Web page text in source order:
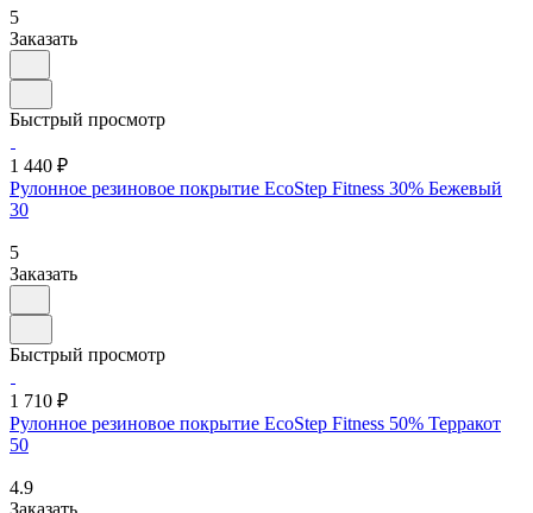
5
Заказать
Быстрый просмотр
1 440 ₽
Рулонное резиновое покрытие EcoStep Fitness 30% Бежевый
30
5
Заказать
Быстрый просмотр
1 710 ₽
Рулонное резиновое покрытие EcoStep Fitness 50% Терракот
50
4.9
Заказать